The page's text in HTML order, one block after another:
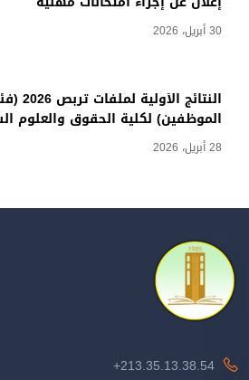
30 أبريل، 2026
النتائج الأولية
الموظفين) لكلية الحقوق والعلوم
28 أبريل، 2026
213.35.13.38.54+